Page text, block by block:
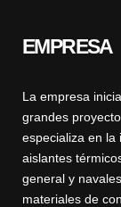
EMPRESA
La empresa
grandes
especializa en la
aislantes
general y
materiales de